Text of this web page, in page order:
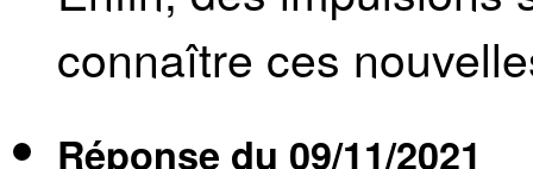
connaître ces
Réponse du 09/11/2021